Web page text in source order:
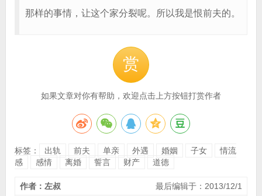
那样的事情，让这个家分裂呢。所以我是恨前夫的。
赏
如果文章对你有帮助，欢迎点击上方按钮打赏作者
标签： 出轨 前夫 单亲 外遇 婚姻 子女
情流
感
感情 离婚 誓言 财产 道德
最后编辑于：2013/12/1
作者：左叔